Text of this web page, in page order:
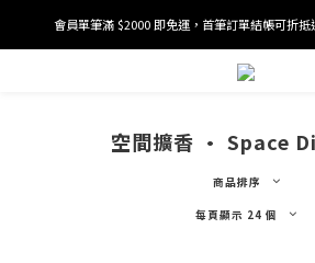
加入/驗證會員並綁定電話號碼，即可獲
會員單筆滿 $2000 即免運，首筆訂單結帳可折抵
加入/驗證會員並綁定電話號碼，即可獲
空間擴香 · Space
商品排序
每頁顯示 24 個